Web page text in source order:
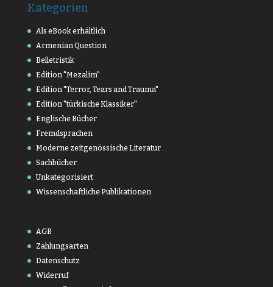
Kategorien
Als eBook erhältlich
Armenian Question
Belletristik
Edition "Mezalim"
Edition "Terror, Tears and Trauma"
Edition "türkische Klassiker"
Englische Bücher
Fremdsprachen
Moderne zeitgenössische Literatur
Sachbücher
Unkategorisiert
Wissenschaftliche Publikationen
AGB
Zahlungsarten
Datenschutz
Widerruf